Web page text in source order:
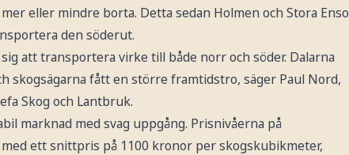
eller mindre borta. Detta sedan Holmen och Stora Enso
den söderut.
att transportera virke till både norr och söder. Dalarna
skogsägarna fått en större framtidstro, säger Paul Nord,
Skog och Lantbruk.
marknad med svag uppgång. Prisnivåerna på
ett snittpris på 1100 kronor per skogskubikmeter,